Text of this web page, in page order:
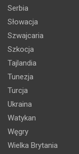
Serbia
Słowacja
Szwajcaria
Szkocja
Tajlandia
Tunezja
Turcja
Ukraina
Watykan
Węgry
Wielka Brytania